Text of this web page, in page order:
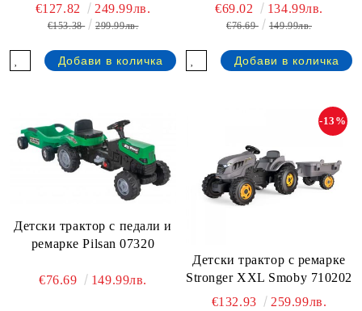
€127.82 249.99лв.
€153.38 299.99лв.
€69.02 134.99лв.
€76.69 149.99лв.
Детски трактор с педали и
ремарке Pilsan 07320
€76.69 149.99лв.
Детски трактор с ремарке
Stronger XXL Smoby 710202
-13%
€132.93 259.99лв.